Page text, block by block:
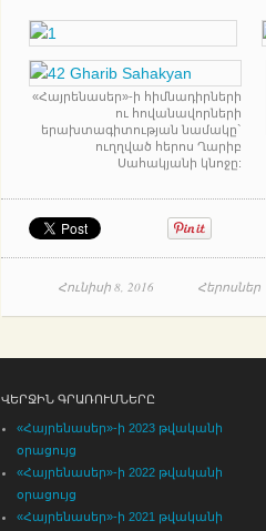
«Հայրենասեր»-ի հիմնադիրների
ու հովանավորների
երախտագիտության նամակը`
ուղղված հերոս Ղարիբ
Սահակյանի կնոջը:
Հունիսի 8, 2016 Հերոսներ
ՎԵՐՋԻՆ ԳՐԱՌՈՒՄՆԵՐԸ
«Հայրենասեր»-ի 2023 թվականի
օրացույց
«Հայրենասեր»-ի 2022 թվականի
օրացույց
«Հայրենասեր»-ի 2021 թվականի